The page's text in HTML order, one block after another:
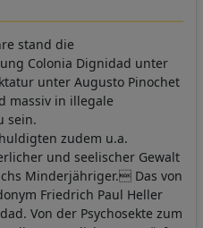
stand die
Colonia Dignidad unter
unter Augusto Pinochet
massiv in illegale
sein.
zudem u.a.
und seelischer Gewalt
Minderjähriger. Das von
Friedrich Paul Heller
Von der Psychosekte zum